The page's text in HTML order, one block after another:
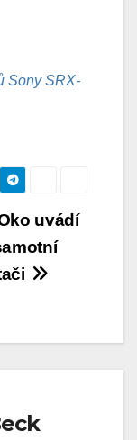
Sony SRX-
uvádí